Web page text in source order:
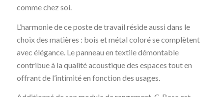
comme chez soi.
L’harmonie de ce poste de travail réside aussi dans le
choix des matières : bois et métal coloré se complètent
avec élégance. Le panneau en textile démontable
contribue à la qualité acoustique des espaces tout en
offrant de l’intimité en fonction des usages.